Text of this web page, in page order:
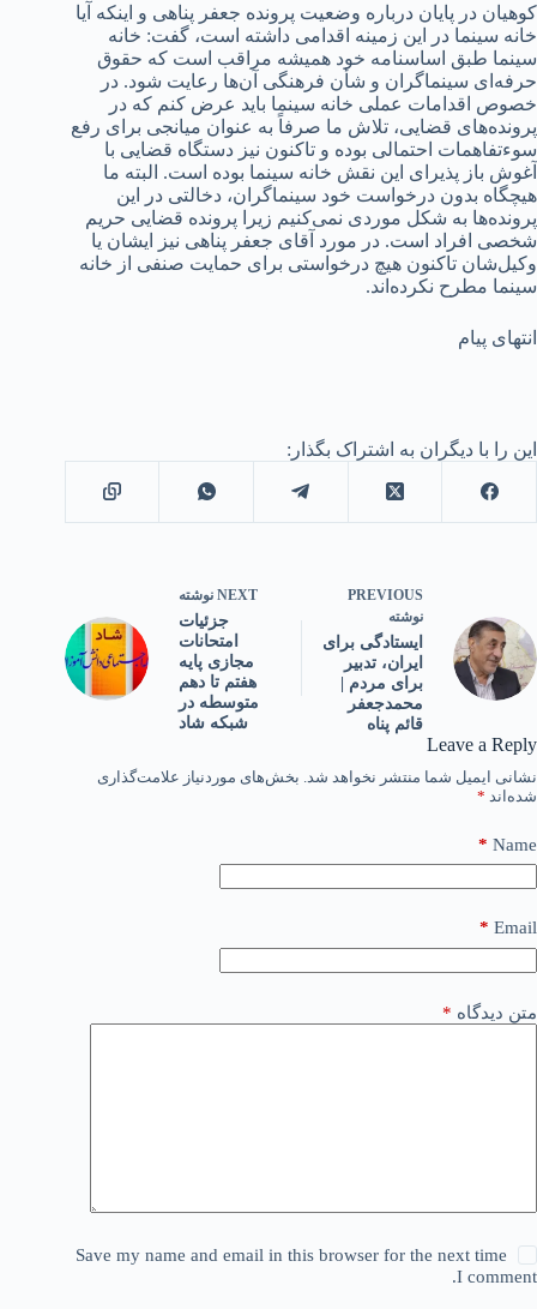
کوهیان در پایان درباره وضعیت پرونده جعفر پناهی و اینکه آیا
خانه سینما در این‌ زمینه اقدامی داشته است، گفت: خانه
سینما طبق اساسنامه خود همیشه مراقب است که حقوق
حرفه‌ای سینماگران و شأن فرهنگی آن‌ها رعایت شود. در
خصوص اقدامات عملی خانه سینما باید عرض کنم که در
پرونده‌های قضایی، تلاش ما صرفاً به عنوان میانجی برای رفع
سوءتفاهمات احتمالی بوده و تاکنون نیز دستگاه قضایی با
آغوش باز پذیرای این نقش خانه سینما بوده است. البته ما
هیچگاه بدون درخواست خود سینماگران، دخالتی در این
پرونده‌ها به شکل موردی نمی‌کنیم زیرا پرونده قضایی حریم
شخصی افراد است. در مورد آقای جعفر پناهی نیز ایشان یا
وکیل‌شان تاکنون هیچ درخواستی برای حمایت صنفی از خانه
سینما مطرح نکرده‌اند.
انتهای پیام
این را با دیگران به اشتراک بگذار:
PREVIOUS
نوشته
ایستادگی برای
ایران، تدبیر
برای مردم |
محمدجعفر
قائم پناه
NEXT نوشته
جزئیات
امتحانات
مجازی پایه
هفتم تا دهم
متوسطه در
شبکه شاد
Leave a Reply
نشانی ایمیل شما منتشر نخواهد شد. بخش‌های موردنیاز علامت‌گذاری
شده‌اند *
Name
*
Email
*
متن دیدگاه *
Save my name and email in this browser for the next time
I comment.